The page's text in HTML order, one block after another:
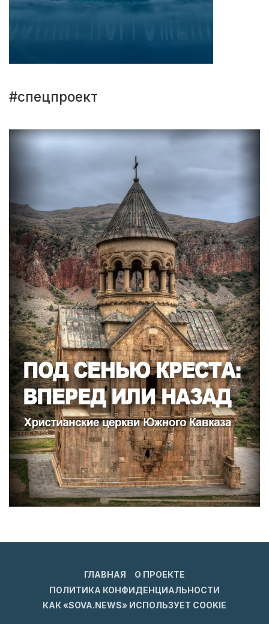
#спецпроект
ГЛАВНАЯ
О ПРОЕКТЕ
ПОЛИТИКА КОНФИДЕНЦИАЛЬНОСТИ
КАК «SOVA.NEWS» ИСПОЛЬЗУЕТ COOKIE